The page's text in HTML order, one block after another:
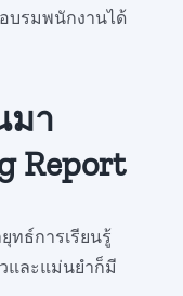
บรมพนักงานได้
มา
Report
ทธ์การเรียนรู้
และแม่นยำก็มี